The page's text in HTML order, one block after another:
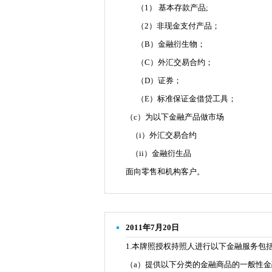
（1） 基本存款产品;
（2）非现金支付产品；
（B）金融衍生物；
（C）外汇交易合约；
（D）证券；
（E）标准保证金借贷工具；
（c）为以下金融产品做市场
（i）外汇交易合约
（ii）金融衍生品
面向零售和机构客户。
2011年7月20日
1.本牌照授权持照人进行以下金融服务包
（a）提供以下分类的金融商品的一般性